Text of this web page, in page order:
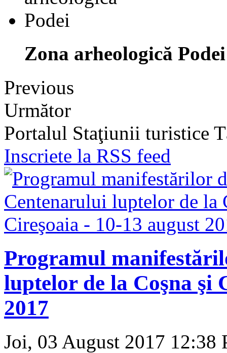
Zona arheologică Podei
Previous
Următor
Portalul Staţiunii turistice
Inscriete la RSS feed
Programul
luptelor de la Coşna şi
2017
Joi, 03 August 2017 12:38